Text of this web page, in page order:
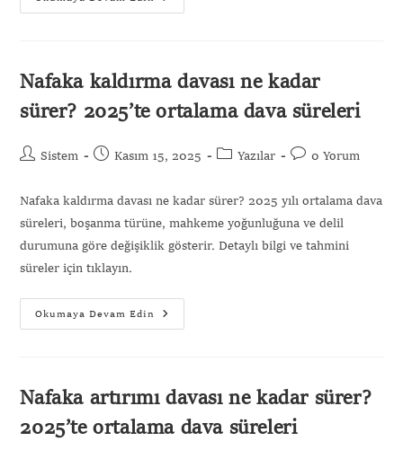
Nafaka kaldırma davası ne kadar
sürer? 2025’te ortalama dava süreleri
Sistem Kasım 15, 2025 Yazılar 0 Yorum
Nafaka kaldırma davası ne kadar sürer? 2025 yılı ortalama dava
süreleri, boşanma türüne, mahkeme yoğunluğuna ve delil
durumuna göre değişiklik gösterir. Detaylı bilgi ve tahmini
süreler için tıklayın.
Okumaya Devam Edin
Nafaka artırımı davası ne kadar sürer?
2025’te ortalama dava süreleri